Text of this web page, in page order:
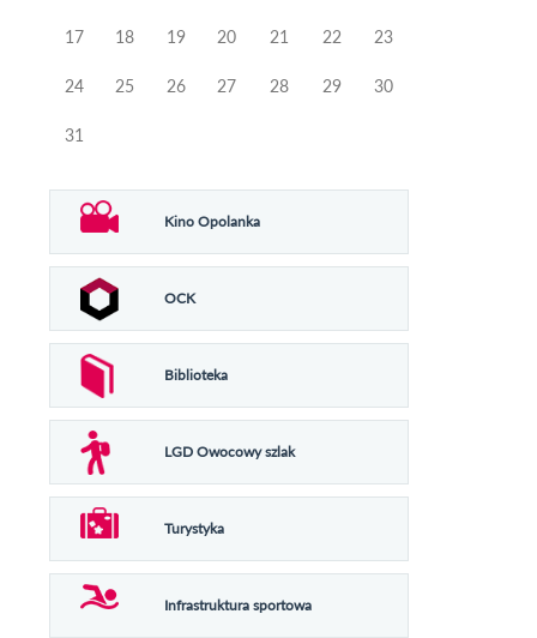
17 18 19 20 21 22 23
24 25 26 27 28 29 30
31
Kino Opolanka
OCK
Biblioteka
LGD Owocowy szlak
Turystyka
Infrastruktura sportowa